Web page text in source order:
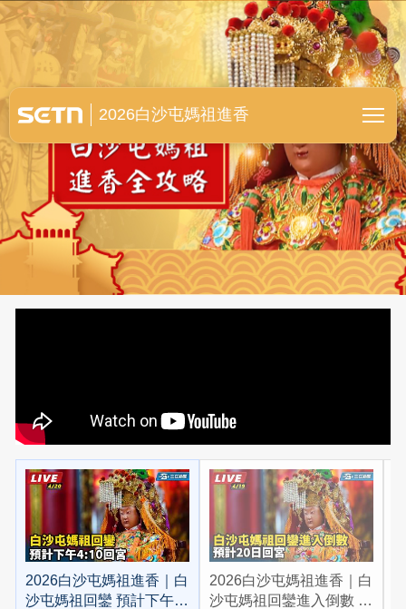
白沙屯媽祖進香全紀錄
2026白沙屯媽祖進香
2026白沙屯媽祖進香｜白
沙屯媽祖回鑾 預計下午
2026白沙屯媽祖進香｜白
沙屯媽祖回鑾進入倒數 預